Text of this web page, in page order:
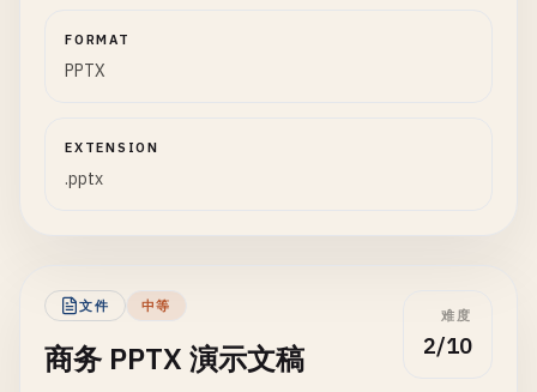
FORMAT
PPTX
EXTENSION
.pptx
文件 中等
商务 PPTX 演示文稿
难度
2/10